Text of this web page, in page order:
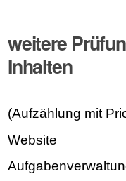
weitere
Inhalten
(Aufzählung mit
Website